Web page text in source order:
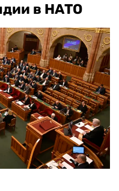
в НАТО